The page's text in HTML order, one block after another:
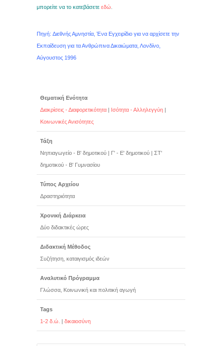
μπορείτε να το κατεβάσετε εδώ
Πηγή: Διεθνής Αμνηστία, Ένα Εγχειρίδιο για να αρχίσετε την
Εκπαίδευση για τα Ανθρώπινα Δικαιώματα, Λονδίνο,
Αύγουστος 1996
Θεματική Ενότητα
Διακρίσεις - Διαφορετικότητα | Ισότητα - Αλληλεγγύη |
Κοινωνικές Ανισότητες
Τάξη
Νηπιαγωγείο - Β' δημοτικού | Γ' - Ε' δημοτικού | ΣΤ'
δημοτικού - Β' Γυμνασίου
Τύπος Αρχείου
Δραστηριότητα
Χρονική Διάρκεια
Δύο διδακτικές ώρες
Διδακτική Μέθοδος
Συζήτηση, καταιγισμός ιδεών
Αναλυτικό Πρόγραμμα
Γλώσσα, Κοινωνική και πολιτική αγωγή
Tags
1-2 δ.ώ.
| δικαιοσύνη